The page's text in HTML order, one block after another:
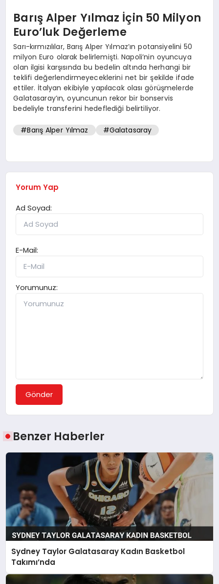
Barış Alper Yılmaz İçin 50 Milyon
Euro’luk Değerleme
Sarı-kırmızılılar, Barış Alper Yılmaz’ın potansiyelini 50
milyon Euro olarak belirlemişti. Napoli’nin oyuncuya
olan ilgisi karşısında bu bedelin altında herhangi bir
teklifi değerlendirmeyeceklerini net bir şekilde ifade
ettiler. İtalyan ekibiyle yapılacak olası görüşmelerde
Galatasaray’ın, oyuncunun rekor bir bonservis
bedeliyle transferini hedeflediği belirtiliyor.
#Barış Alper Yılmaz #Galatasaray
Yorum Yap
Ad Soyad:
E-Mail:
Yorumunuz:
Gönder
Benzer Haberler
Sydney Taylor Galatasaray Kadın Basketbol
Takımı’nda